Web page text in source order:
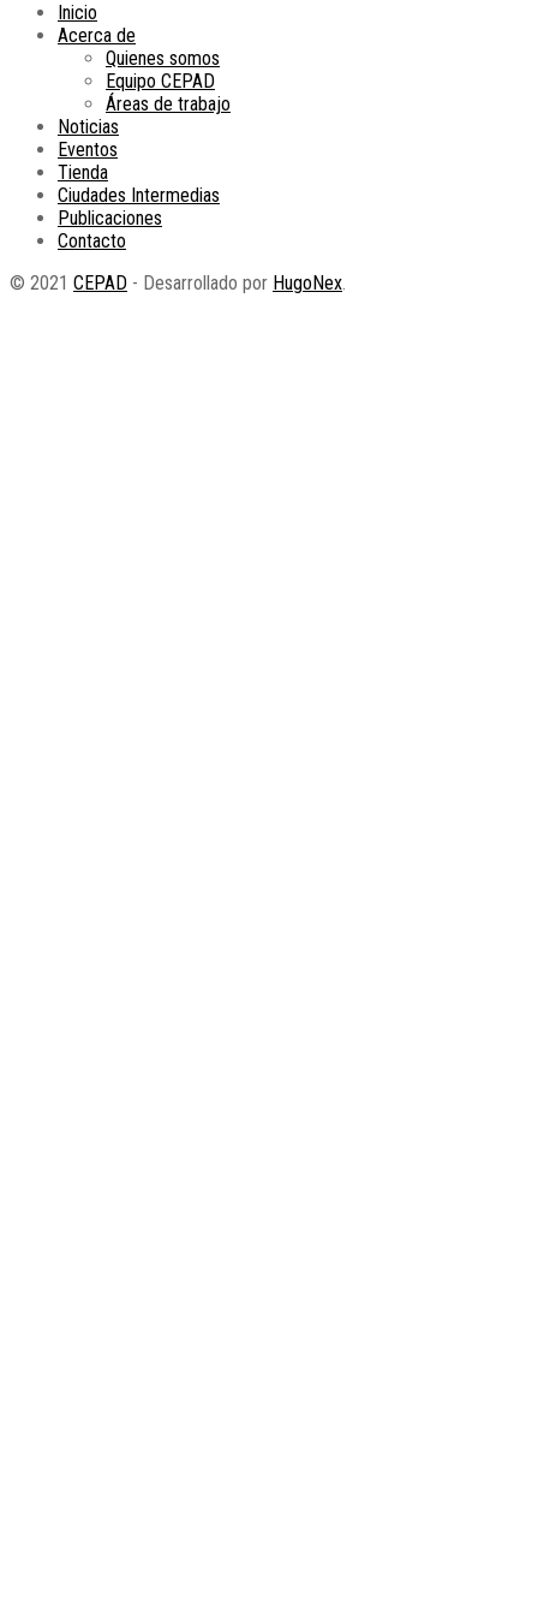
Inicio
Acerca de
Quienes somos
Equipo CEPAD
Áreas de trabajo
Noticias
Eventos
Tienda
Ciudades Intermedias
Publicaciones
Contacto
© 2021 CEPAD - Desarrollado por HugoNex.